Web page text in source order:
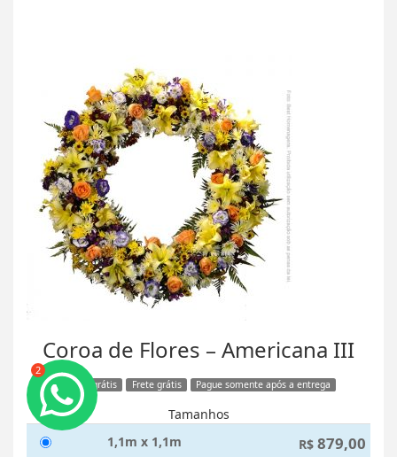
2
Coroa de Flores – Americana III
Faixa grátis Frete grátis Pague somente após a entrega
Tamanhos
1,1m x 1,1m
R$ 879,00